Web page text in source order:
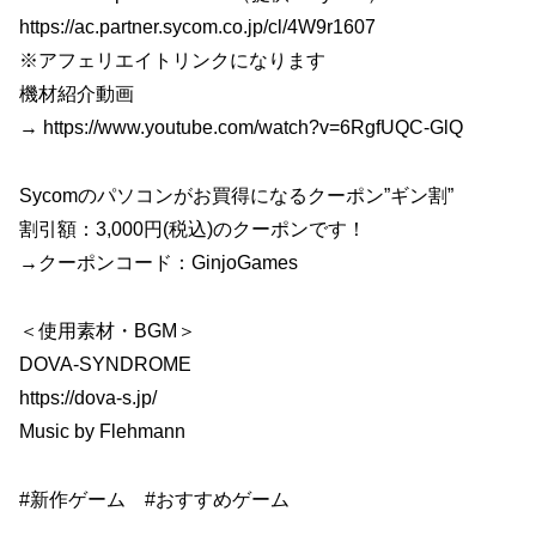
https://ac.partner.sycom.co.jp/cl/4W9r1607
※アフェリエイトリンクになります
機材紹介動画
→ https://www.youtube.com/watch?v=6RgfUQC-GlQ
Sycomのパソコンがお買得になるクーポン”ギン割”
割引額：3,000円(税込)のクーポンです！
→クーポンコード：GinjoGames
＜使用素材・BGM＞
DOVA-SYNDROME
https://dova-s.jp/
Music by Flehmann
#新作ゲーム #おすすめゲーム